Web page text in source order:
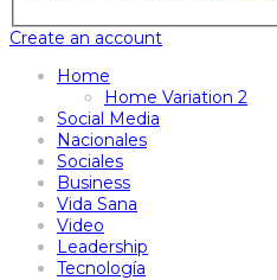
Create an account
Home
Home Variation 2
Social Media
Nacionales
Sociales
Business
Vida Sana
Video
Leadership
Tecnología